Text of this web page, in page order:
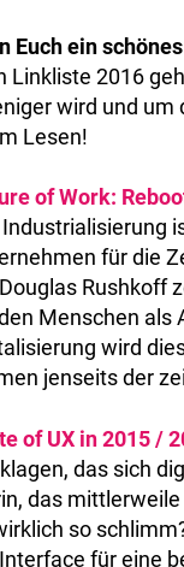
Euch ein
Linkliste 2016
wird und
Lesen!
of Work:
für die
Rushkoff
Menschen
wird
jenseits der
of UX in 2015 /
das sich
das
so
für eine